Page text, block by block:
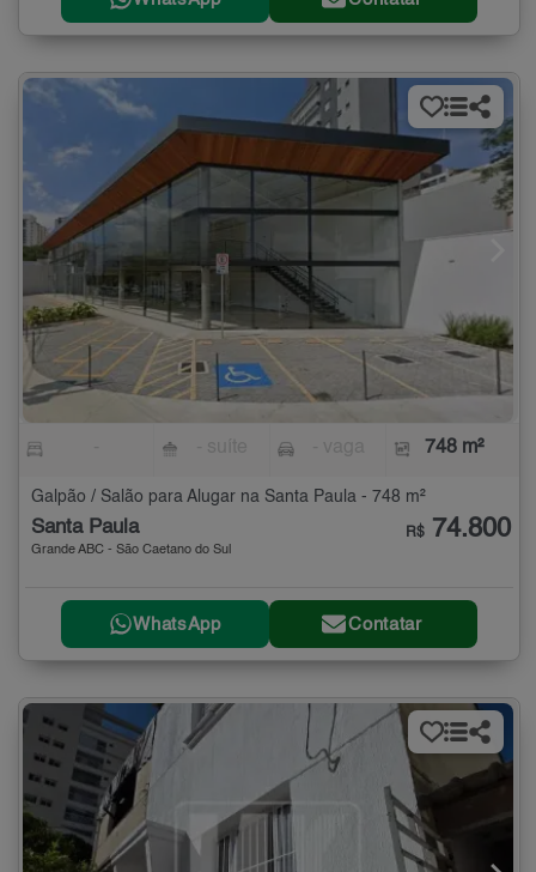
748 m²
Galpão / Salão para Alugar na Santa Paula - 748 m²
Santa Paula
Grande ABC - São Caetano do Sul
R$ 74.800
WhatsApp Contatar